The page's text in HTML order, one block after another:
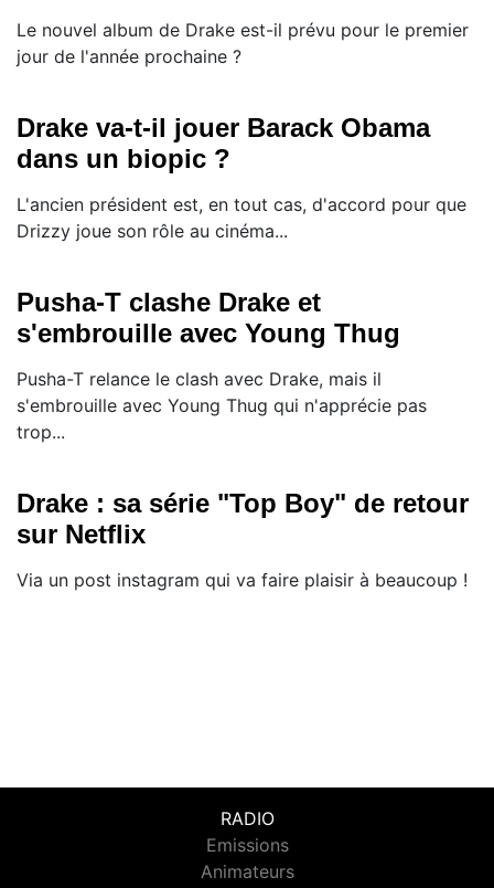
Le nouvel album de Drake est-il prévu pour le premier
jour de l'année prochaine ?
Drake va-t-il jouer Barack Obama
dans un biopic ?
L'ancien président est, en tout cas, d'accord pour que
Drizzy joue son rôle au cinéma...
Pusha-T clashe Drake et
s'embrouille avec Young Thug
Pusha-T relance le clash avec Drake, mais il
s'embrouille avec Young Thug qui n'apprécie pas
trop...
Drake : sa série "Top Boy" de retour
sur Netflix
Via un post instagram qui va faire plaisir à beaucoup !
RADIO
Emissions
Animateurs